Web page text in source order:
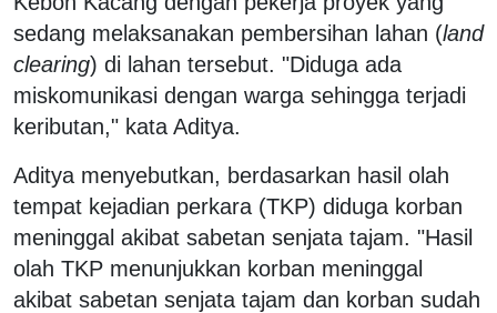
sedang melaksanakan pembersihan lahan (land
clearing) di lahan tersebut. "Diduga ada
miskomunikasi dengan warga sehingga terjadi
keributan," kata Aditya.
Aditya menyebutkan, berdasarkan hasil olah
tempat kejadian perkara (TKP) diduga korban
meninggal akibat sabetan senjata tajam. "Hasil
olah TKP menunjukkan korban meninggal
akibat sabetan senjata tajam dan korban sudah